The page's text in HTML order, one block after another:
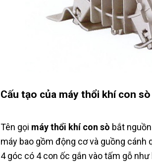
Cấu tạo của máy thổi khí con sò
Tên gọi máy thổi khí con sò bắt
máy bao gồm động cơ và guồng
4 góc có 4 con ốc gắn vào tấm gỗ